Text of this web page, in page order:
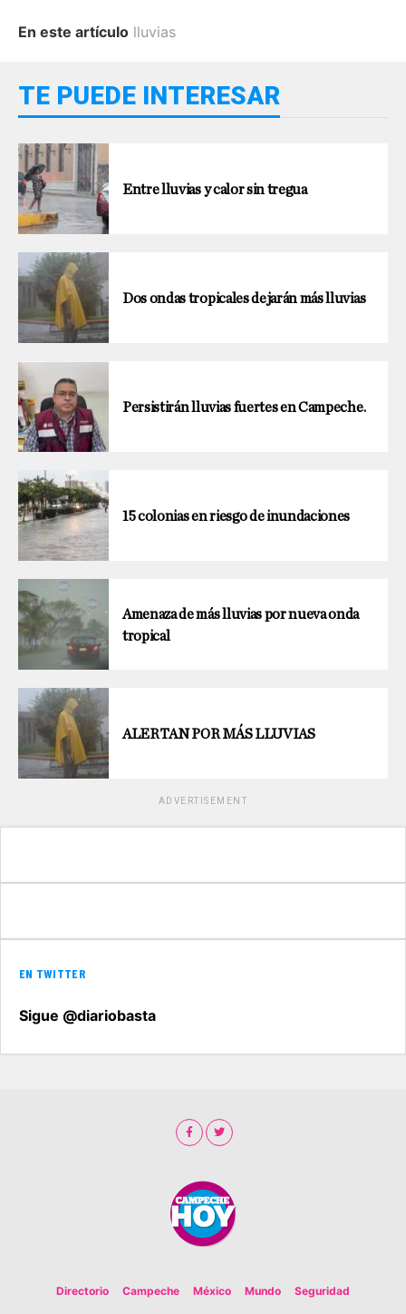
En este artículo lluvias
TE PUEDE INTERESAR
Entre lluvias y calor sin tregua
Dos ondas tropicales dejarán más lluvias
Persistirán lluvias fuertes en Campeche.
15 colonias en riesgo de inundaciones
Amenaza de más lluvias por nueva onda
tropical
ALERTAN POR MÁS LLUVIAS
ADVERTISEMENT
EN TWITTER
Sigue @diariobasta
Directorio Campeche México Mundo Seguridad